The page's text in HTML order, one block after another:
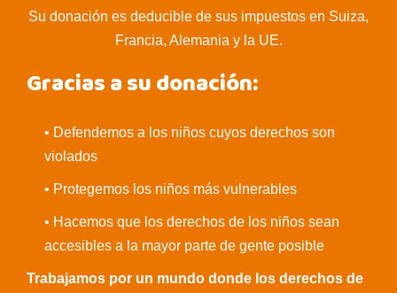
Su donación es deducible de sus impuestos en Suiza,
Francia, Alemania y la UE.
Gracias a su donación:
• Defendemos a los niños cuyos derechos son
violados
• Protegemos los niños más vulnerables
• Hacemos que los derechos de los niños sean
accesibles a la mayor parte de gente posible
Trabajamos por un mundo donde los derechos de